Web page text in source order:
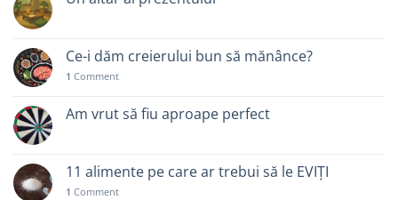
Ce-i dăm creierului bun să mănânce?
1 Comment
Am vrut să fiu aproape perfect
11 alimente pe care ar trebui să le EVIȚI
1 Comment